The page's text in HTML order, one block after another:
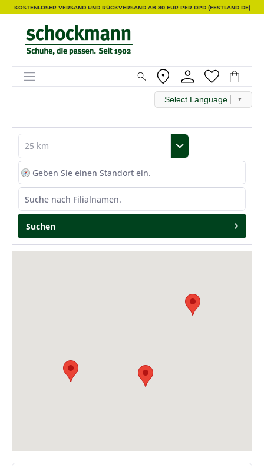
KOSTENLOSER VERSAND UND RÜCKVERSAND AB 80 EUR PER DPD (FESTLAND DE)
Select Language ▼
Suchen